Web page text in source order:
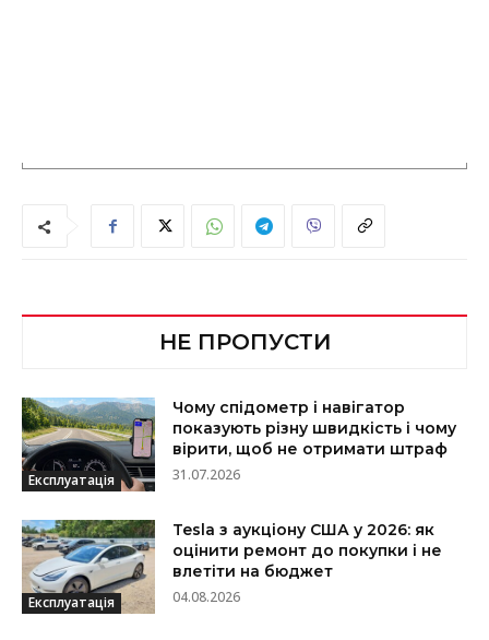
НЕ ПРОПУСТИ
Експлуатація
Чому спідометр і навігатор
показують різну швидкість і чому
вірити, щоб не отримати штраф
31.07.2026
Експлуатація
Tesla з аукціону США у 2026: як
оцінити ремонт до покупки і не
влетіти на бюджет
04.08.2026